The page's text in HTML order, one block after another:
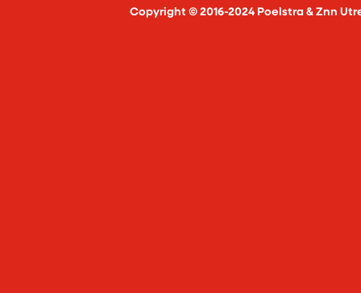
Copyright © 2016-2024 Poelstra & Znn